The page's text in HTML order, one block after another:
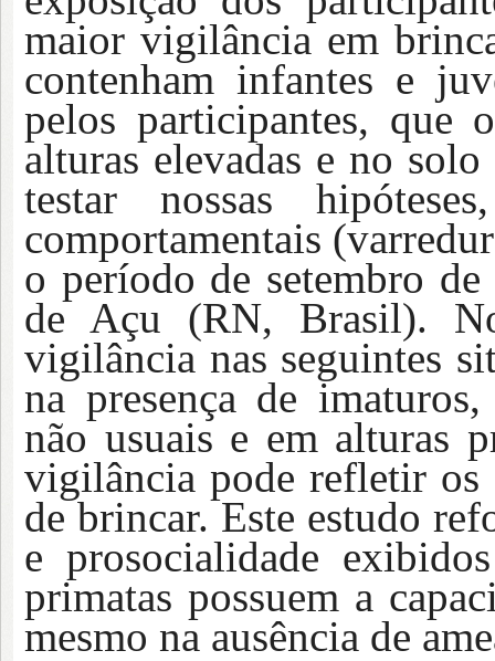
maior vigilância em
contenham infantes e
pelos participantes, que
alturas elevadas e no
testar nossas
comportamentais
o período de setembro
de Açu (RN, Brasil).
vigilância nas seguintes
na presença de
não usuais e em alturas
vigilância pode refletir os
de brincar. Este estudo
e prosocialidade
primatas possuem a
mesmo na ausência de